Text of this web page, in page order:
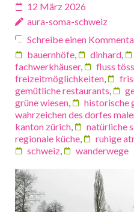
12 März 2026
aura-soma-schweiz
Schreibe einen
bauernhöfe, dinhard,
fachwerkhäuser, fluss töss
freizeitmöglichkeiten,
gemütliche restaurants,
grüne wiesen, historische
wahrzeichen des dorfes
kanton zürich, natürliche
regionale küche, ruhige
schweiz, wanderwege